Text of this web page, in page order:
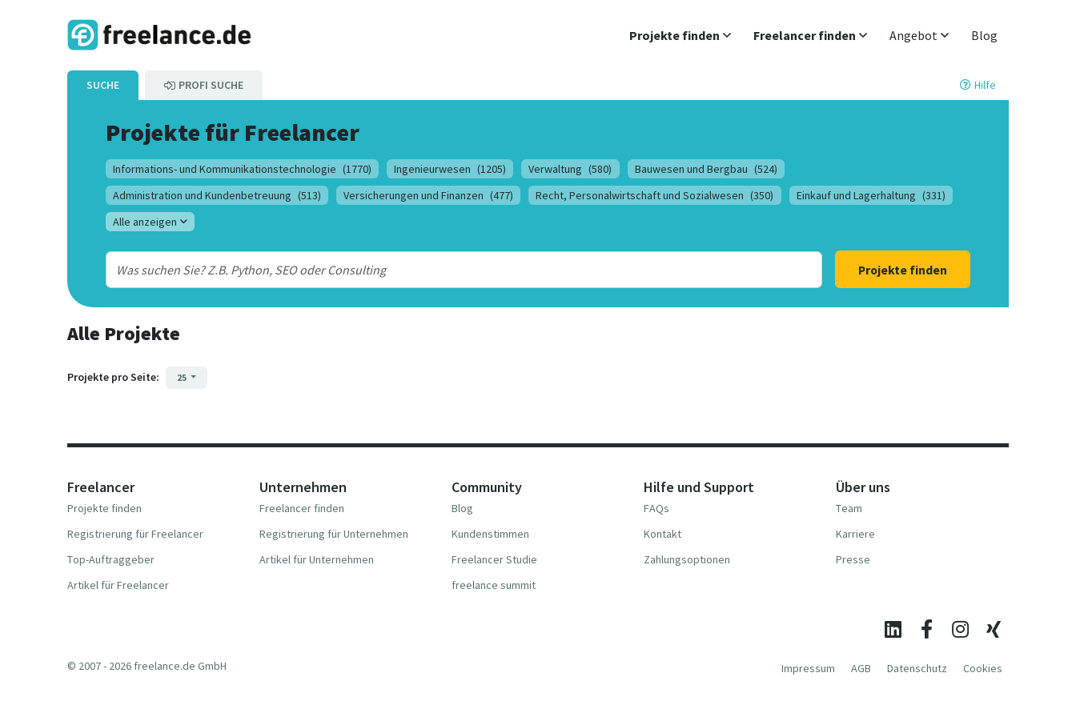
Projekte finden Freelancer finden Angebot Blog
SUCHE PROFI SUCHE Hilfe
Projekte für Freelancer
Informations- und Kommunikationstechnologie (1770) Ingenieurwesen (1205) Verwaltung (580) Bauwesen und Bergbau (524)
Administration und Kundenbetreuung (513) Versicherungen und Finanzen (477) Recht, Personalwirtschaft und Sozialwesen (350) Einkauf und Lagerhaltung (331)
Alle anzeigen
Projekte finden
Alle Projekte
Projekte pro Seite: 25
Freelancer
Projekte finden
Registrierung für Freelancer
Top-Auftraggeber
Artikel für Freelancer
Unternehmen
Freelancer finden
Registrierung für Unternehmen
Artikel für Unternehmen
Community
Blog
Kundenstimmen
Freelancer Studie
freelance summit
Hilfe und Support
FAQs
Kontakt
Zahlungsoptionen
Über uns
Team
Karriere
Presse
Impressum AGB Datenschutz Cookies
© 2007 - 2026 freelance.de GmbH